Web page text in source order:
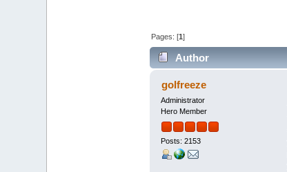
Pages: [1]
Author
golfreeze
Administrator
Hero Member
Posts: 2153